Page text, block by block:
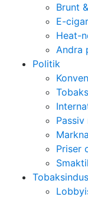
Brunt
E-
Heat-
Andra
Politik
Priser